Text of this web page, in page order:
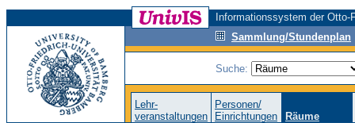
Informationssystem der
Sammlung/Stundenplan
Suche:
Lehr-
veranstaltungen
Personen/
Einrichtungen
Räume